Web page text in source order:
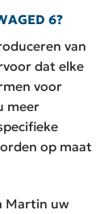
6?
van
dat elke
voor
meer
op maat
Martin uw